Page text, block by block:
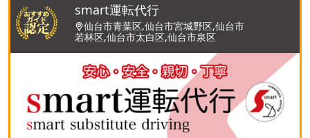
smart運転代行
仙台市青葉区,仙台市宮城野区,仙台市
若林区,仙台市太白区,仙台市泉区